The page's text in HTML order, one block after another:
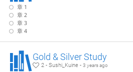
章 1
章 2
章 3
章 4
Gold & Silver Study
2 - Sushi_Kuine -3 years ago